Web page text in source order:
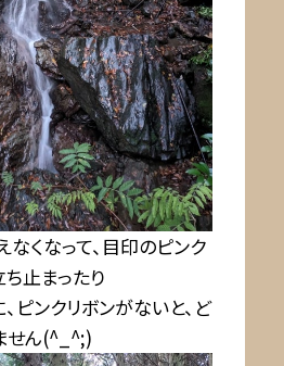
くなって、目印のピンク
止まったり
ピンクリボンがないと、ど
せん(^_^;)